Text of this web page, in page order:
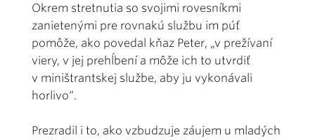
Okrem stretnutia so svojimi rovesníkmi
zanietenými pre rovnakú službu im púť
pomôže, ako povedal kňaz Peter, „v prežívaní
viery, v jej prehĺbení a môže ich to utvrdiť
v miništrantskej službe, aby ju vykonávali
horlivo“.
Prezradil i to, ako vzbudzuje záujem u mladých